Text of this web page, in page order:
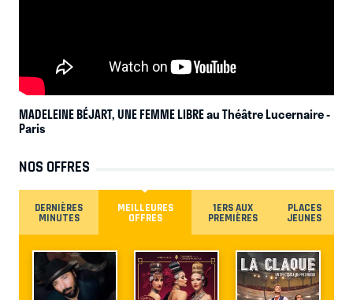
MADELEINE BÉJART, UNE FEMME LIBRE au Théâtre Lucernaire-
Paris
NOS OFFRES
DERNIÈRES
MINUTES
MEILLEURES
OFFRES
1ERS AUX
PREMIÈRES
PLACES
JEUNES